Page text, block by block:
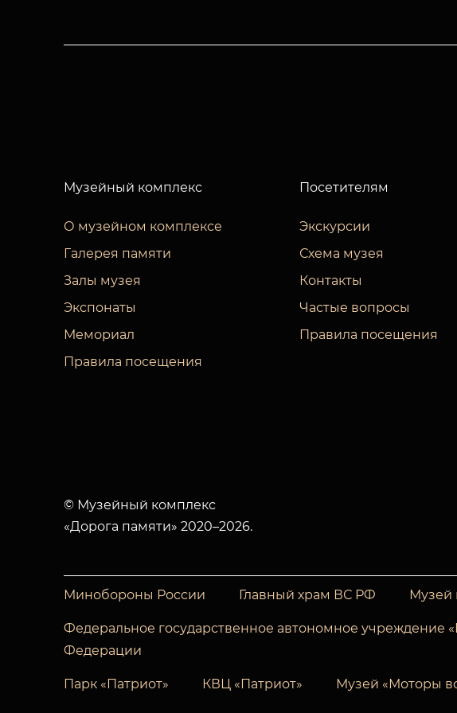
Музейный комплекс
О музейном комплексе
Галерея памяти
Залы музея
Экспонаты
Мемориал
Правила посещения
Посетителям
Экскурсии
Схема музея
Контакты
Частые вопросы
Правила посещения
© Музейный комплекс
«Дорога памяти» 2020–2026.
Минобороны России Главный храм ВС РФ Музей
Федеральное государственное автономное учреждение
Федерации
Парк «Патриот» КВЦ «Патриот» Музей «Моторы